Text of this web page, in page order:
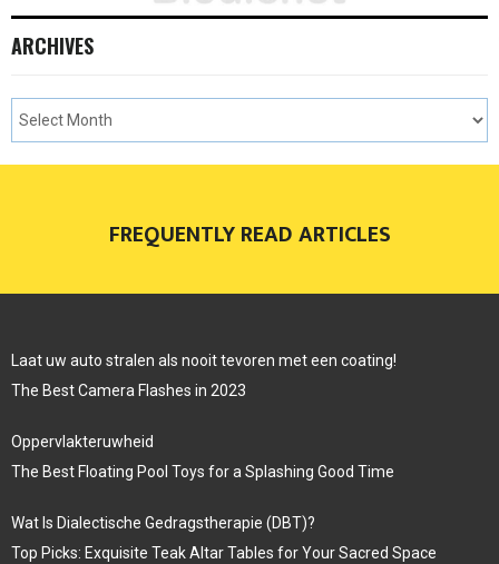
ARCHIVES
FREQUENTLY READ ARTICLES
Laat uw auto stralen als nooit tevoren met een coating!
The Best Camera Flashes in 2023
Oppervlakteruwheid
The Best Floating Pool Toys for a Splashing Good Time
Wat Is Dialectische Gedragstherapie (DBT)?
Top Picks: Exquisite Teak Altar Tables for Your Sacred Space